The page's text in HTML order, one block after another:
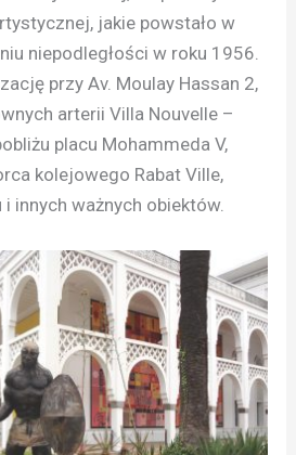
jakie powstało w
niepodległości w roku 1956.
przy Av. Moulay Hassan 2,
arterii Villa Nouvelle –
placu Mohammeda V,
kolejowego Rabat Ville,
innych ważnych obiektów.